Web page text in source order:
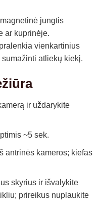
jungtis
ar kuprinėje.
vienkartinius
atliekų kiekį.
ir uždarykite
~5 sek.
antrinės kameros; kiefas
skyrius ir išvalykite
prireikus nuplaukite